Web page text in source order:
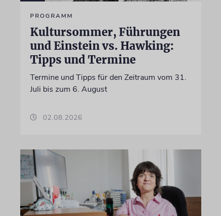
PROGRAMM
Kultursommer, Führungen
und Einstein vs. Hawking:
Tipps und Termine
Termine und Tipps für den Zeitraum vom 31.
Juli bis zum 6. August
02.08.2026